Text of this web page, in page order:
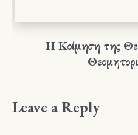
Η Κοίμηση της
Leave a Reply